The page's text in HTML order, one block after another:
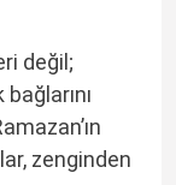
değil;
zenginden